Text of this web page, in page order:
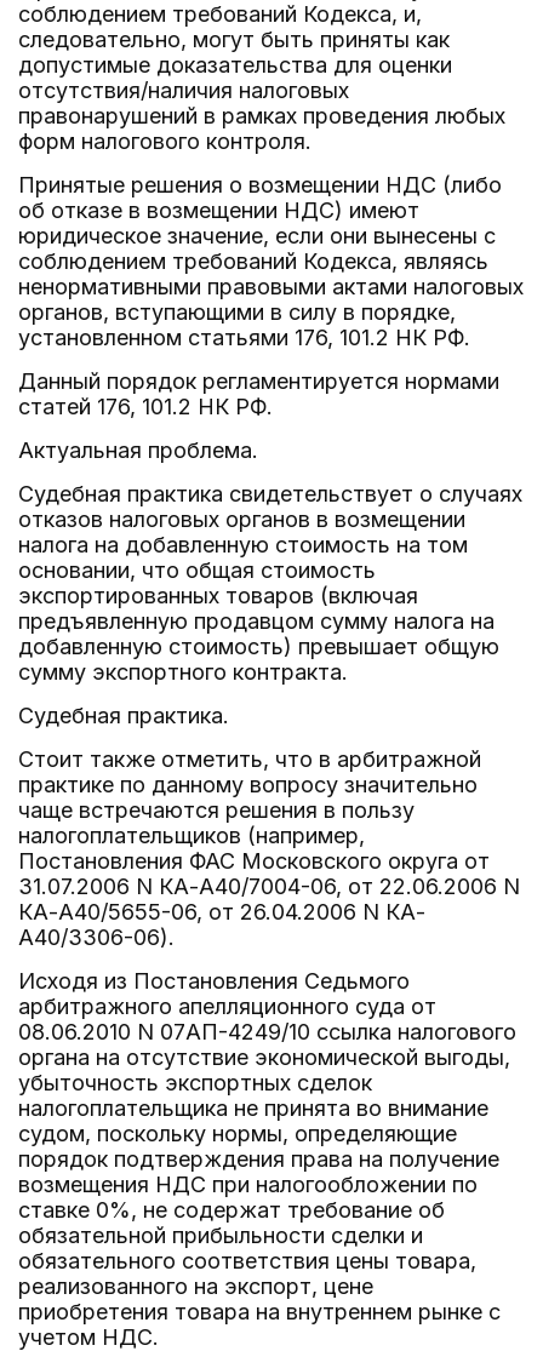
соблюдением требований Кодекса, и,
следовательно, могут быть приняты как
допустимые доказательства для оценки
отсутствия/наличия налоговых
правонарушений в рамках проведения любых
форм налогового контроля.
Принятые решения о возмещении НДС (либо
об отказе в возмещении НДС) имеют
юридическое значение, если они вынесены с
соблюдением требований Кодекса, являясь
ненормативными правовыми актами налоговых
органов, вступающими в силу в порядке,
установленном статьями 176, 101.2 НК РФ.
Данный порядок регламентируется нормами
статей 176, 101.2 НК РФ.
Актуальная проблема.
Судебная практика свидетельствует о случаях
отказов налоговых органов в возмещении
налога на добавленную стоимость на том
основании, что общая стоимость
экспортированных товаров (включая
предъявленную продавцом сумму налога на
добавленную стоимость) превышает общую
сумму экспортного контракта.
Судебная практика.
Стоит также отметить, что в арбитражной
практике по данному вопросу значительно
чаще встречаются решения в пользу
налогоплательщиков (например,
Постановления ФАС Московского округа от
31.07.2006 N КА-А40/7004-06, от 22.06.2006 N
КА-А40/5655-06, от 26.04.2006 N КА-
А40/3306-06).
Исходя из Постановления Седьмого
арбитражного апелляционного суда от
08.06.2010 N 07АП-4249/10 ссылка налогового
органа на отсутствие экономической выгоды,
убыточность экспортных сделок
налогоплательщика не принята во внимание
судом, поскольку нормы, определяющие
порядок подтверждения права на получение
возмещения НДС при налогообложении по
ставке 0%, не содержат требование об
обязательной прибыльности сделки и
обязательного соответствия цены товара,
реализованного на экспорт, цене
приобретения товара на внутреннем рынке с
учетом НДС.